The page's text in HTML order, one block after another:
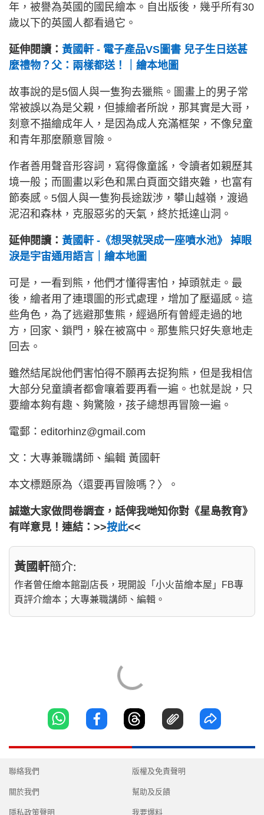
年，被譽為英國的國民繪本。自出版後，幾乎所有30
歲以下的英國人都看過它。
延伸閱讀： 黃國軒 - 電子產品VS圖書 兒子生日送甚
麼禮物？父：兩樣都送！｜繪本地圖
故事說的是5個人與一隻狗去獵熊。圖畫上的男子常
常被誤以為是父親，但據繪者所說，那其實是大哥，
刻意不描繪成年人，是因為成人充滿框架，不像兒童
和青年那麼願意冒險。
作者善用聲音形容詞，寫得像童謠，令讀者如親歷其
境一般；而圖畫以彩色和黑白頁面交錯夾雜，也富有
節奏感。5個人與一隻狗長途跋涉，攀山越嶺，渡過
泥沼和森林，克服惡劣的天氣，終於抵達山洞。
延伸閱讀： 黃國軒 -《想哭就哭成一座噴水池》 掉眼
淚是宇宙通用語言｜繪本地圖
可是，一看到熊，他們才懂得害怕，掉頭就走。最
後，繪者用了連環圖的形式處理，增加了壓逼感。這
些角色，為了逃避那隻熊，經過所有曾經走過的地
方，回家、鎖門，躲在被窩中。那隻熊只好失意地走
回去。
雖然結尾說他們害怕得不願再去捉狗熊，但是我相信
大部分兒童讀者都會嚷着要再看一遍。也就是說，只
要繪本夠有趣、夠驚險，孩子總想再冒險一遍。
電郵：editorhinz@gmail.com
文：大專兼職講師、編輯 黃國軒
本文標題原為〈還要再冒險嗎？〉。
誠邀大家做問卷調查，話俾我哋知你對《星島教育》
有咩意見！連結：>>按此<<
黃國軒簡介:
作者曾任繪本館副店長，現開設「小火苗繪本屋」FB專
頁評介繪本；大專兼職講師、編輯。
聯絡我們
關於我們
隱私政策聲明
版權及免責聲明
幫助及反饋
我要爆料